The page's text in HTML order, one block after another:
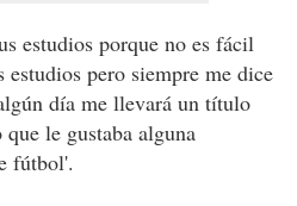
estudios porque no es fácil
pero siempre me dice
día me llevará un título
le gustaba alguna
fútbol'.